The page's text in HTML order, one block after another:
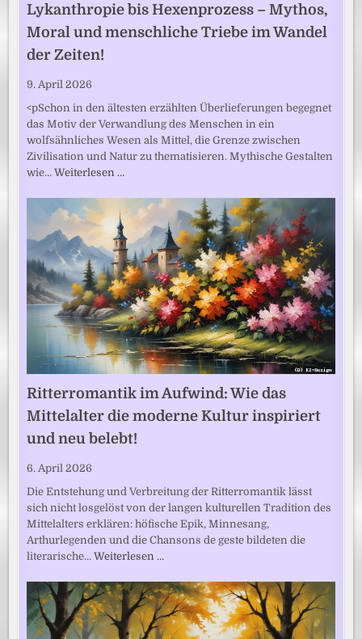
Lykanthropie bis Hexenprozess – Mythos,
Moral und menschliche Triebe im Wandel
der Zeiten!
9. April 2026
<pSchon in den ältesten erzählten Überlieferungen begegnet
das Motiv der Verwandlung des Menschen in ein
wolfsähnliches Wesen als Mittel, die Grenze zwischen
Zivilisation und Natur zu thematisieren. Mythische Gestalten
wie…Weiterlesen …
Ritterromantik im Aufwind: Wie das
Mittelalter die moderne Kultur inspiriert
und neu belebt!
6. April 2026
Die Entstehung und Verbreitung der Ritterromantik lässt
sich nicht losgelöst von der langen kulturellen Tradition des
Mittelalters erklären: höfische Epik, Minnesang,
Arthurlegenden und die Chansons de geste bildeten die
literarische…Weiterlesen …